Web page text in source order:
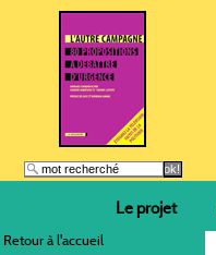
Le projet
Retour à l'accueil